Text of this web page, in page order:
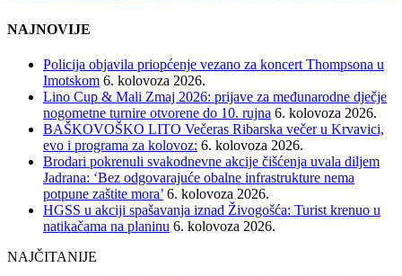
NAJNOVIJE
Policija objavila priopćenje vezano za koncert Thompsona u
Imotskom 6. kolovoza 2026.
Lino Cup & Mali Zmaj 2026: prijave za međunarodne dječje
nogometne turnire otvorene do 10. rujna 6. kolovoza 2026.
BAŠKOVOŠKO LITO Večeras Ribarska večer u Krvavici,
evo i programa za kolovoz: 6. kolovoza 2026.
Brodari pokrenuli svakodnevne akcije čišćenja uvala diljem
Jadrana: ‘Bez odgovarajuće obalne infrastrukture nema
potpune zaštite mora’ 6. kolovoza 2026.
HGSS u akciji spašavanja iznad Živogošća: Turist krenuo u
natikačama na planinu 6. kolovoza 2026.
NAJČITANIJE